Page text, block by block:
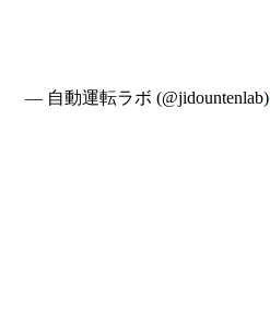
— 自動運転ラボ (@jidountenlab)